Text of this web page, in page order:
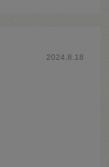
2024.8.18